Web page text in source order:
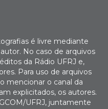
é livre mediante
No caso de arquivos
da Rádio UFRJ e,
Para uso de arquivos
mencionar o canal da
explicitados, os autores.
UFRJ, juntamente